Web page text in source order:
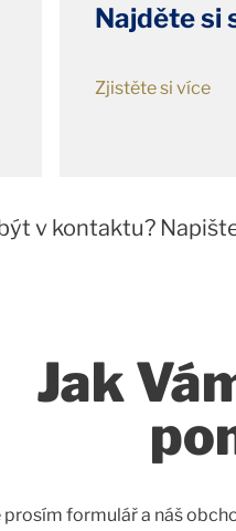
Najděte si
Zjistěte si více
v kontaktu?
Jak
formulář a náš